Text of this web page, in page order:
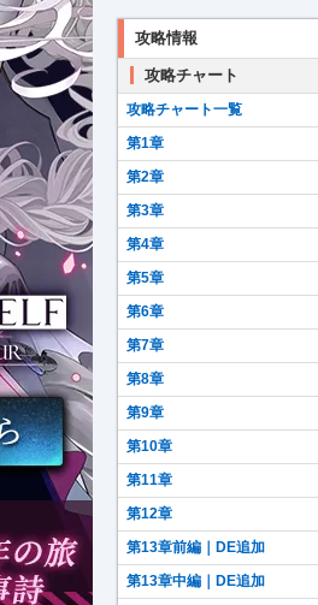
攻略情報
攻略チャート
攻略チャート一覧
第1章
第2章
第3章
第4章
第5章
第6章
第7章
第8章
第9章
第10章
第11章
第12章
第13章前編｜DE追加
第13章中編｜DE追加